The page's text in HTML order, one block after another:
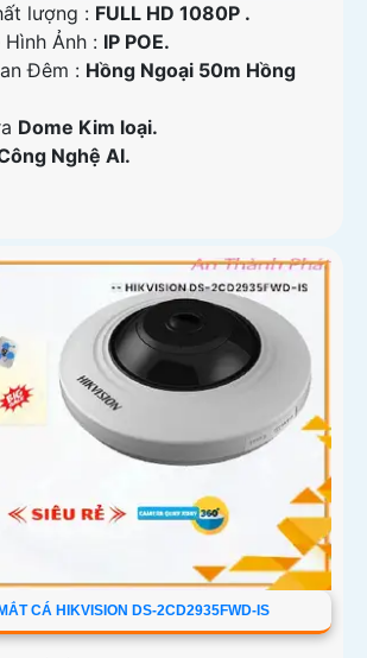
lượng : FULL HD 1080P .
Ảnh : IP POE.
Đêm : Hồng Ngoại 50m Hồng
Dome Kim loại.
Nghệ AI.
CÁ HIKVISION DS-2CD2935FWD-IS